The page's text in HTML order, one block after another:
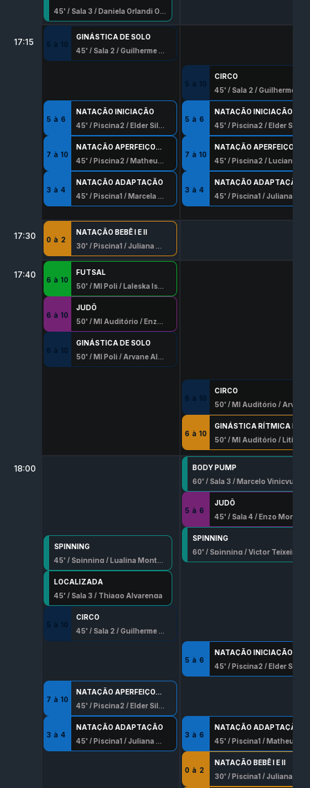
17:15
17:30
17:40
18:00
45' / Sala 3 /Daniela Orlandi Oliveira
GINÁSTICA DE SOLO
5 à 10
45' / Sala 2 /Guilherme Ribeiro
NATAÇÃO INICIAÇÃO
5 à 6
45' /Piscina2 /Elder Silva Oliveira
NATAÇÃO APERFEIÇOAMENTO
7 à 10
45' /Piscina2 /Matheus Barros Santana
NATAÇÃO ADAPTAÇÃO
3 à 4
45' /Piscina1 /Marcela Dada
NATAÇÃO BEBÊ I E II
0 à 2
30' /Piscina1 /Juliana Oliveira Reis
FUTSAL
6 à 10
50' /Ml Poli /Laleska Isabela Ferreira
JUDÔ
6 à 10
50' /Ml Auditório /Enzo Moraes Alves
GINÁSTICA DE SOLO
6 à 10
50' /Ml Poli / Aryane Alves
SPINNING
45' / Spinning /Lualina Monteiro Farias
LOCALIZADA
45' / Sala 3 / Thiago Alvarenga
CIRCO
5 à 10
45' / Sala 2 /Guilherme Ribeiro
NATAÇÃO APERFEIÇOAMENTO
7 à 10
45' /Piscina2 /Elder Silva Oliveira
NATAÇÃO ADAPTAÇÃO
3 à 4
45' /Piscina1 /Juliana Oliveira Reis
CIRCO
5 à 10
45' / Sala 2 /Guilherme Ribeiro
NATAÇÃO INICIAÇÃO
5 à 6
45' /Piscina2 /Elder Silva Oliveira
7 à 10
45' /Piscina2 /Luciana Beserra
NATAÇÃO ADAPTAÇÃO
3 à 4
45' /Piscina1 /Juliana Oliveira Reis
CIRCO
6 à 10
50' /Ml Auditório / Aryane Alves
6 à 10
50' /Ml Auditório /Litiele Cristina Silva
BODY PUMP
60' / Sala 3 /Marcelo Vinicyus
JUDÔ
5 à 6
45' / Sala 4 /Enzo Moraes Alves
SPINNING
60' / Spinning /Victor Teixeira
NATAÇÃO INICIAÇÃO
5 à 6
45' /Piscina2 /Elder Silva Oliveira
NATAÇÃO ADAPTAÇÃO
3 à 6
45' /Piscina1 /Matheus Barros Santana
NATAÇÃO BEBÊ I E II
0 à 2
30' /Piscina1 /Juliana Oliveira Reis